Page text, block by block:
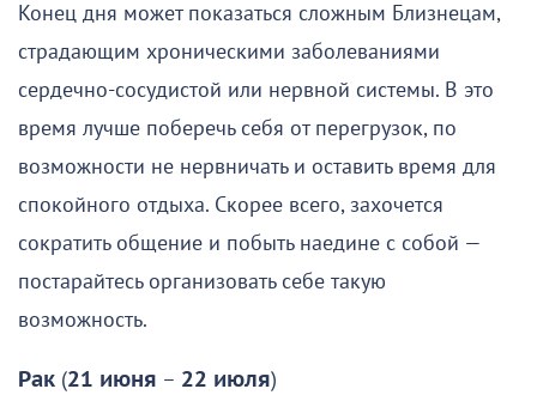
Конец дня может показаться сложным Близнецам,
страдающим хроническими заболеваниями
сердечно-сосудистой или нервной системы. В это
время лучше поберечь себя от перегрузок, по
возможности не нервничать и оставить время для
спокойного отдыха. Скорее всего, захочется
сократить общение и побыть наедине с собой —
постарайтесь организовать себе такую
возможность.
Рак (21 июня – 22 июля)